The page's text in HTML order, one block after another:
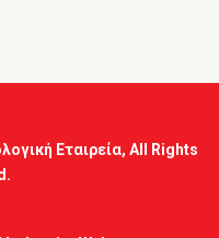
Εταιρεία, All Rights